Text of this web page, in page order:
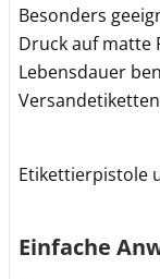
Besonders
Druck auf matte
Lebensdauer
Etikettierpistole
Einfache